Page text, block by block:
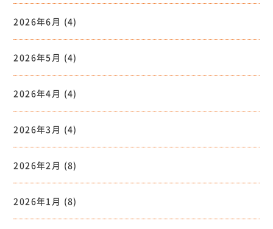
2026年6月 (4)
2026年5月 (4)
2026年4月 (4)
2026年3月 (4)
2026年2月 (8)
2026年1月 (8)